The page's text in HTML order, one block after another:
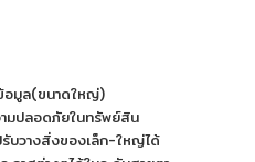
อมูล(ขนาดใหญ่)
มปลอดภัยในทรัพย์สิน
บวางสิ่งของเล็ก-ใหญ่ได้